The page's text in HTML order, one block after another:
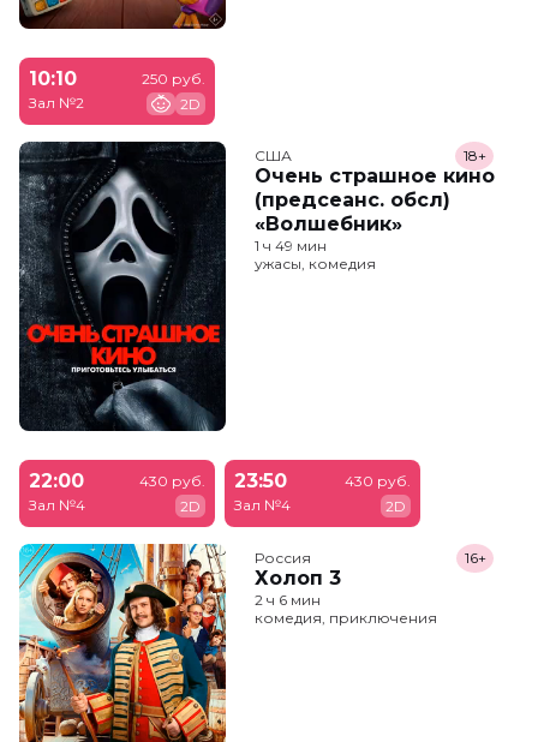
10:10
Зал №2
250 руб.
2D
США
Очень страшное кино
(предсеанс. обсл)
«Волшебник»
18+
1 ч 49 мин
ужасы, комедия
22:00
Зал №4
430 руб.
2D
23:50
Зал №4
430 руб.
2D
Россия
Холоп 3
16+
2 ч 6 мин
комедия, приключения